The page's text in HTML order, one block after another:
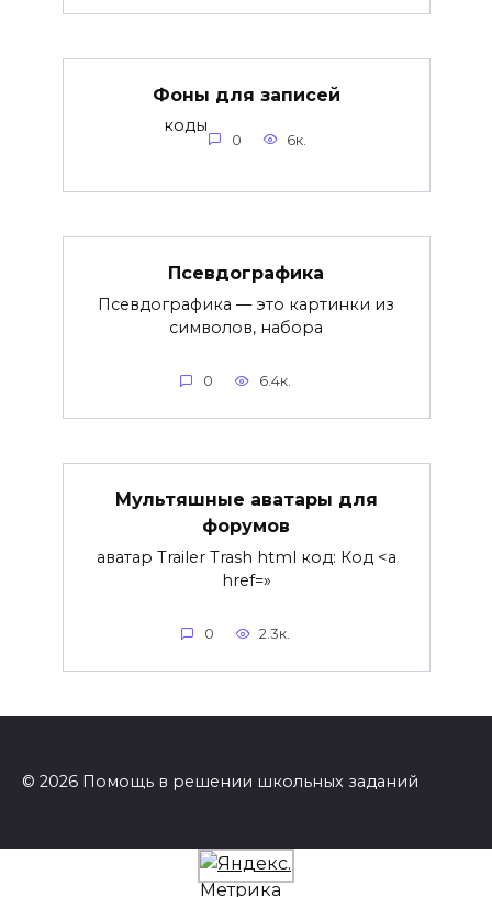
Фоны для записей
коды
0 6к.
Псевдографика
Псевдографика — это картинки из
символов, набора
0 6.4к.
Мультяшные аватары для
форумов
аватар Trailer Trash html код: Код <a
href=»
0 2.3к.
© 2026 Помощь в решении школьных заданий